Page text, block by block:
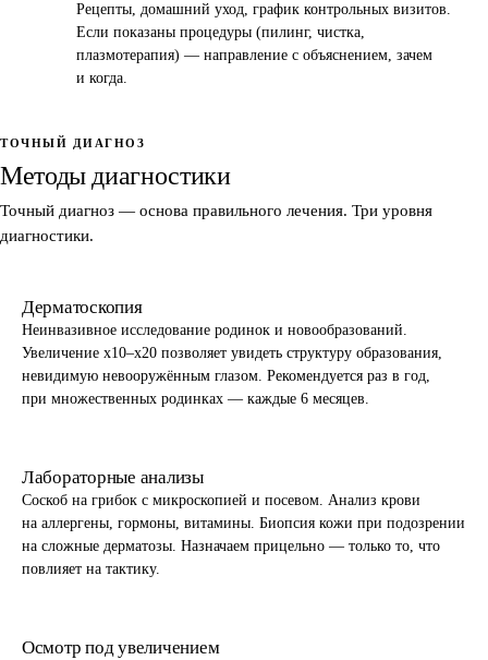
Рецепты, домашний уход, график контрольных визитов.
Если показаны процедуры (пилинг, чистка,
плазмотерапия) — направление с объяснением, зачем
и когда.
ТОЧНЫЙ ДИАГНОЗ
Методы диагностики
Точный диагноз — основа правильного лечения. Три уровня
диагностики.
Дерматоскопия
Неинвазивное исследование родинок и новообразований.
Увеличение x10–x20 позволяет увидеть структуру образования,
невидимую невооружённым глазом. Рекомендуется раз в год,
при множественных родинках — каждые 6 месяцев.
Лабораторные анализы
Соскоб на грибок с микроскопией и посевом. Анализ крови
на аллергены, гормоны, витамины. Биопсия кожи при подозрении
на сложные дерматозы. Назначаем прицельно — только то, что
повлияет на тактику.
Осмотр под увеличением